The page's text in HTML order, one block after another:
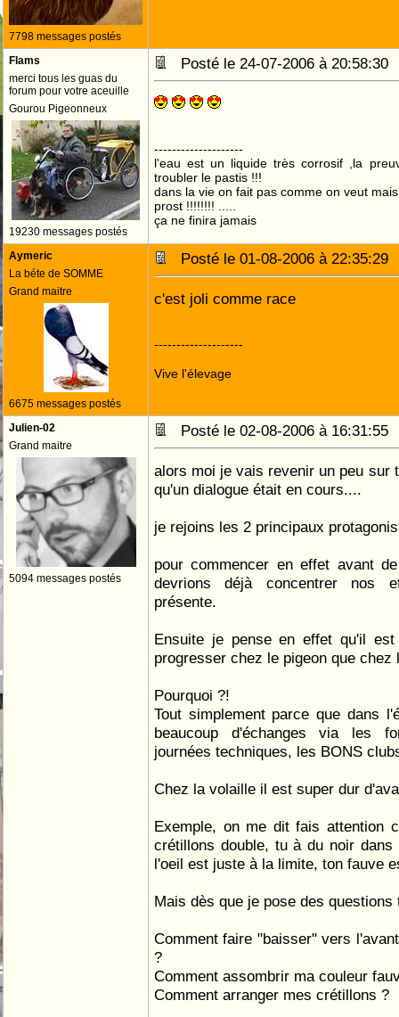
7798 messages postés
Flams
merci tous les guas du
forum pour votre aceuille
Gourou Pigeonneux
19230 messages postés
Posté le 24-07-2006 à
--------------------
l'eau est un liquide très corrosif ,la
troubler le pastis !!!
dans la vie on fait pas comme on veut
prost !!!!!!!! .....
ça ne finira jamais
Aymeric
La béte de SOMME
Grand maitre
6675 messages postés
Posté le 01-08-2006 à
c'est joli comme race
--------------------
Vive l'élevage
Julien-02
Grand maitre
5094 messages postés
Posté le 02-08-2006 à
alors moi je vais revenir un peu sur
qu'un dialogue était en cours....
je rejoins les 2 principaux
pour commencer en effet avant
devrions déjà concentrer nos
présente.
Ensuite je pense en effet qu'il
progresser chez le pigeon que chez
Pourquoi ?!
Tout simplement parce que dans
beaucoup d'échanges via les
journées techniques, les BONS
Chez la volaille il est super dur
Exemple, on me dit fais attention
crétillons double, tu à du noir
l'oeil est juste à la limite, ton fauve
Mais dès que je pose des
Comment faire "baisser" vers
?
Comment assombrir ma couleur
Comment arranger mes crétillons ?